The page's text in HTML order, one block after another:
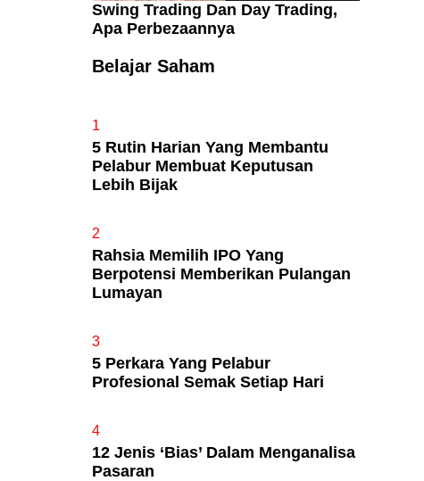
Swing Trading Dan Day Trading,
Apa Perbezaannya
Belajar Saham
1
5 Rutin Harian Yang Membantu
Pelabur Membuat Keputusan
Lebih Bijak
2
Rahsia Memilih IPO Yang
Berpotensi Memberikan Pulangan
Lumayan
3
5 Perkara Yang Pelabur
Profesional Semak Setiap Hari
4
12 Jenis ‘Bias’ Dalam Menganalisa
Pasaran
Kenali Franchisee Disebalik
Apa Itu Fundamental Analysis
Yang Selalu Sifu Saham Sebut
Tu?